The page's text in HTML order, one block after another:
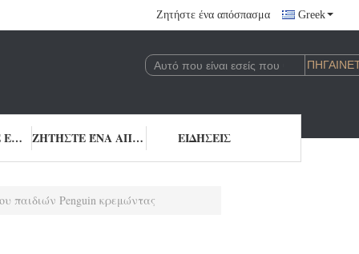
Ζητήστε ένα απόσπασμα Greek
ΜΑΣ ΕΛΆΤΕ ΣΕ ΕΠΑΦΉ ΜΕ
ΖΗΤΉΣΤΕ ΈΝΑ ΑΠΌΣΠΑΣΜΑ ΕΙΔΉΣΕΙΣ
παιδιών Penguin κρεμώντας